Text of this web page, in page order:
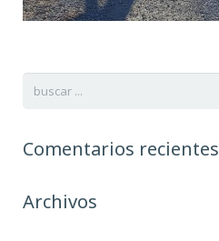
Comentarios recientes
Archivos